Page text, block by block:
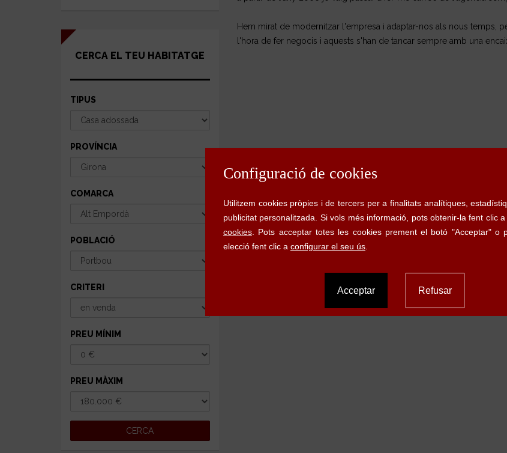
Hem mirat de modernitzar l'empresa i adaptar-nos als nous temps,
l'hora de fer negocis i aquests s'han de tancar sempre amb una
CERCA EL TEU HABITATGE
TIPUS
PROVÍNCIA
COMARCA
POBLACIÓ
CRITERI
PREU MÍNIM
PREU MÀXIM